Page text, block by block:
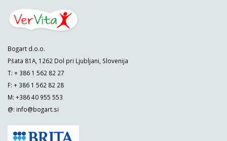
Bogart d.o.o.
Pšata 81A, 1262 Dol pri Ljubljani, Slovenija
T: + 386 1 562 82 27
F: + 386 1 562 82 28
M: +386 40 955 553
@: info@bogart.si